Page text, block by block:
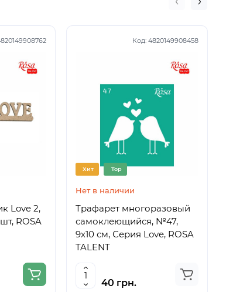
Love 2,
ROSA
Код: 4820149908458
Хит Top
Нет в наличии
Трафарет многоразовый
самоклеющийся, №47,
9х10 см, Серия Love, ROSA
TALENT
40 грн.